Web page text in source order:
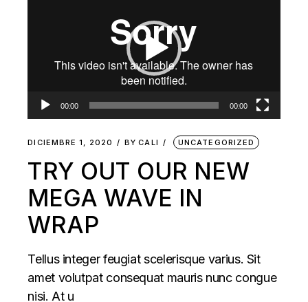
00:00 00:00
DICIEMBRE 1, 2020 BY CALI UNCATEGORIZED
TRY OUT OUR NEW
MEGA WAVE IN
WRAP
Tellus integer feugiat scelerisque varius. Sit
amet volutpat consequat mauris nunc congue
nisi. At u